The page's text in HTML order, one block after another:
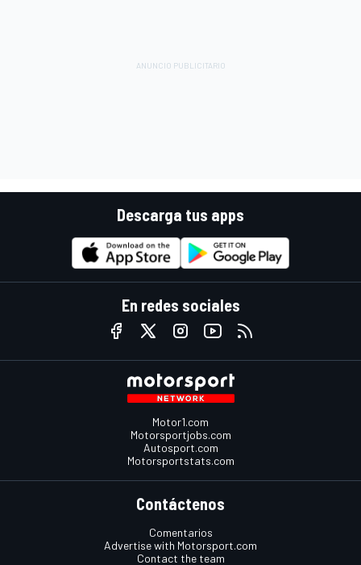
Descarga tus apps
En redes sociales
Motor1.com
Motorsportjobs.com
Autosport.com
Motorsportstats.com
Contáctenos
Comentarios
Advertise with Motorsport.com
Contact the team